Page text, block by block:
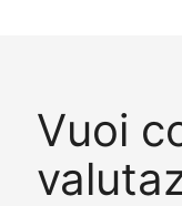
Vuoi